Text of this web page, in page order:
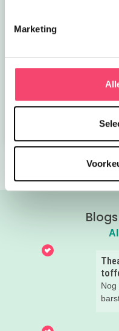
Marketing
Kroon op de taart bij
Nog